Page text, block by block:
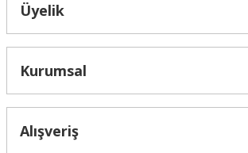
142,50 ₺
Üyelik
Kurumsal
Alışveriş